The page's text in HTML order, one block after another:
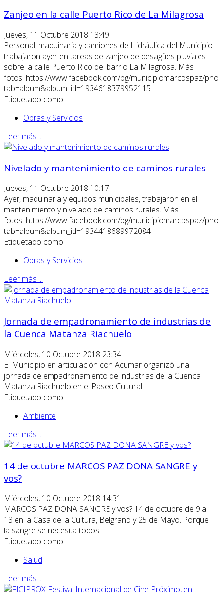
Zanjeo en la calle Puerto Rico de La Milagrosa
Jueves, 11 Octubre 2018 13:49
Personal, maquinaria y camiones de Hidráulica del Municipio
trabajaron ayer en tareas de zanjeo de desagües pluviales
sobre la calle Puerto Rico del barrio La Milagrosa. Más
fotos: https://www.facebook.com/pg/municipiomarcospaz/
tab=album&album_id=1934618379952115
Etiquetado como
Obras y Servicios
Leer más ...
Nivelado y mantenimiento de caminos rurales
Jueves, 11 Octubre 2018 10:17
Ayer, maquinaria y equipos municipales, trabajaron en el
mantenimiento y nivelado de caminos rurales. Más
fotos: https://www.facebook.com/pg/municipiomarcospaz/
tab=album&album_id=1934418689972084
Etiquetado como
Obras y Servicios
Leer más ...
Jornada de empadronamiento de industrias de
la Cuenca Matanza Riachuelo
Miércoles, 10 Octubre 2018 23:34
El Municipio en articulación con Acumar organizó una
jornada de empadronamiento de industrias de la Cuenca
Matanza Riachuelo en el Paseo Cultural.
Etiquetado como
Ambiente
Leer más ...
14 de octubre MARCOS PAZ DONA SANGRE y
vos?
Miércoles, 10 Octubre 2018 14:31
MARCOS PAZ DONA SANGRE y vos? 14 de octubre de 9 a
13 en la Casa de la Cultura, Belgrano y 25 de Mayo. Porque
la sangre se necesita todos…
Etiquetado como
Salud
Leer más ...